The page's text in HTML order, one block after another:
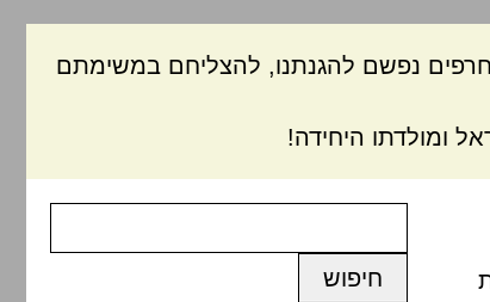
נפשם להגנתנו, להצליחם במשימתם
ומולדתו היחידה!